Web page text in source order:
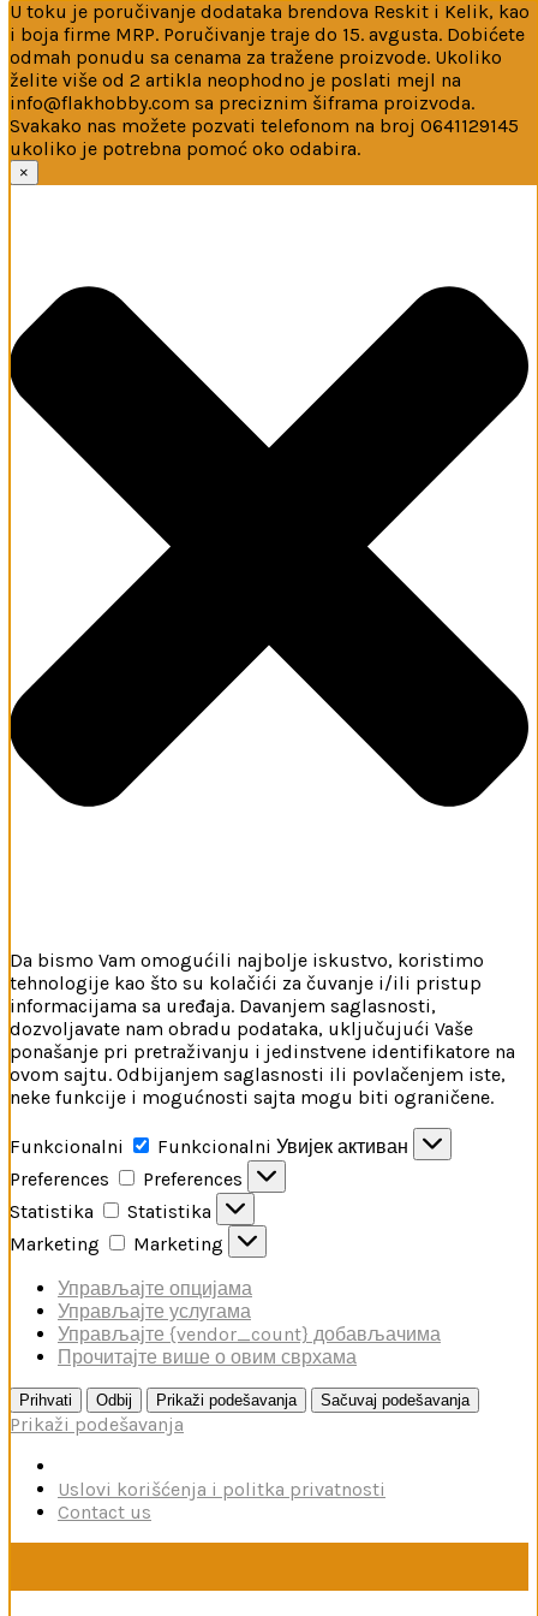
U toku je poručivanje dodataka brendova Reskit i Kelik, kao
i boja firme MRP. Poručivanje traje do 15. avgusta. Dobićete
odmah ponudu sa cenama za tražene proizvode. Ukoliko
želite više od 2 artikla neophodno je poslati mejl na
info@flakhobby.com sa preciznim šiframa proizvoda.
Svakako nas možete pozvati telefonom na broj 0641129145
ukoliko je potrebna pomoć oko odabira.
×
Ova web-stranica koristi kolačiće
Da bismo Vam omogućili najbolje iskustvo, koristimo
tehnologije kao što su kolačići za čuvanje i/ili pristup
informacijama sa uređaja. Davanjem saglasnosti,
dozvoljavate nam obradu podataka, uključujući Vaše
ponašanje pri pretraživanju i jedinstvene identifikatore na
ovom sajtu. Odbijanjem saglasnosti ili povlačenjem iste,
neke funkcije i mogućnosti sajta mogu biti ograničene.
Funkcionalni Funkcionalni Увијек активан
Preferences
Preferences
Statistika
Statistika
Marketing
Marketing
Управљајте опцијама
Управљајте услугама
Управљајте {vendor_count} добављачима
Прочитајте више о овим сврхама
Prihvati Odbij Prikaži podešavanja Sačuvaj podešavanja
Prikaži podešavanja
Uslovi korišćenja i politka privatnosti
Contact us